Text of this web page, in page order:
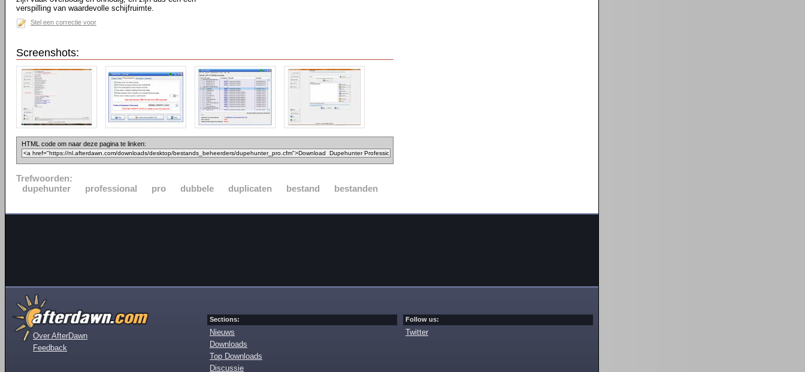
verspilling van waardevolle schijfruimte.
Stel een correctie voor
Screenshots:
HTML code om naar deze pagina te linken:
Trefwoorden:
dupehunter
professional pro dubbele duplicaten bestand bestanden
Over AfterDawn
Feedback
Sections:
Nieuws
Downloads
Top Downloads
Discussie
Follow us:
Twitter